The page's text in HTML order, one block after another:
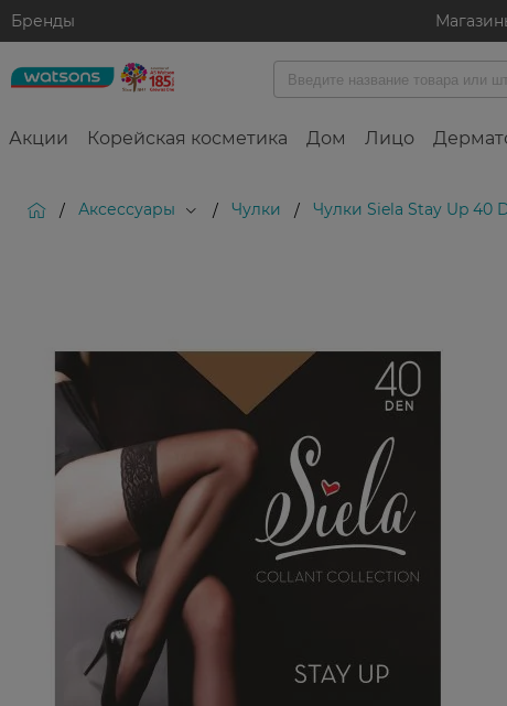
Бренды
Акции Корейская косметика Дом Лицо
/ Аксессуары / Чулки / Чулки Siela Stay Up 40